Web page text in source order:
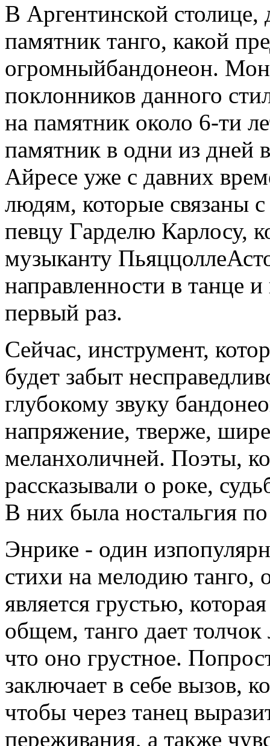
В Аргентинской столице,
памятник танго, какой
огромныйбандонеон.
поклонников данного
на памятник около 6-ти
памятник в одни из дней
Айресе уже с давних
людям, которые связаны
певцу Гарделю Карлосу,
музыканту
направленности в танце
первый раз.
Сейчас, инструмент,
будет забыт
глубокому звуку
напряжение, тверже,
меланхоличней. Поэты,
рассказывали о роке,
В них была ностальгия
Энрике - один
стихи на мелодию танго,
является грустью,
общем, танго дает толчок
что оно грустное.
заключает в себе вызов,
чтобы через танец
переживания, а также